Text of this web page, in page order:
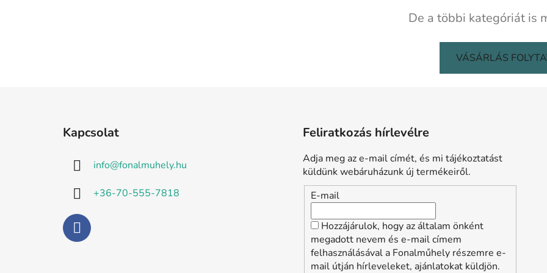
De a többi kategóriát is
VÁSÁRLÁS
Kapcsolat
info@fonalmuhely.hu
+36-70-555-7818
Feliratkozás hírlevélre
Adja meg az e-mail címét, és mi tájékoztatást
küldünk webáruházunk új termékeiről.
E-mail
Hozzájárulok, hogy az általam önként
megadott nevem és e-mail címem
felhasználásával a Fonalműhely részemre e-
mail útján hírleveleket, ajánlatokat küldjön.